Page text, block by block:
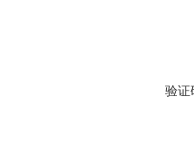
验证